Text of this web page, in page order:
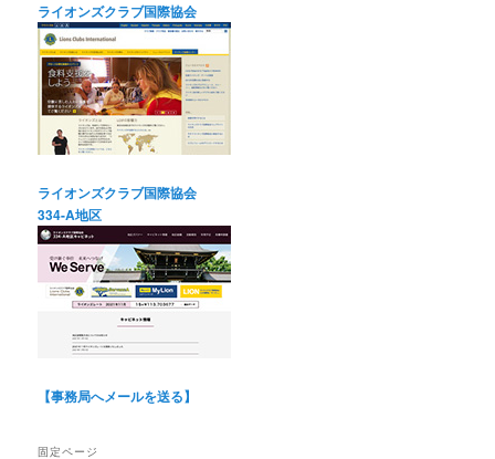
ライオンズクラブ国際協会
ライオンズクラブ国際協会
334-A地区
【事務局へメールを送る】
固定ページ